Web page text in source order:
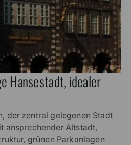
Hansestadt, idealer
der zentral gelegenen Stadt
ansprechender Altstadt,
grünen Parkanlagen